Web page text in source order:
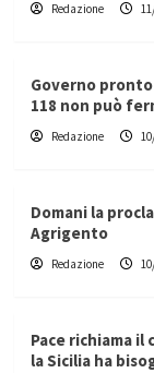
Redazione
Governo pronto
118 non può
Redazione
Domani la
Agrigento
Redazione
Pace richiama
la Sicilia ha